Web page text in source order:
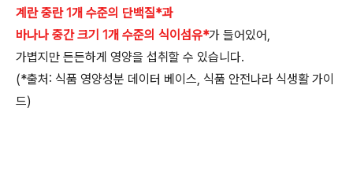
계란 중란 1개 수준의 단백질*과
바나나 중간 크기 1개 수준의 식이섬유*가 들어있어,
가볍지만 든든하게 영양을 섭취할 수 있습니다.
(*출처: 식품 영양성분 데이터 베이스, 식품 안전나라 식생활 가이
드)